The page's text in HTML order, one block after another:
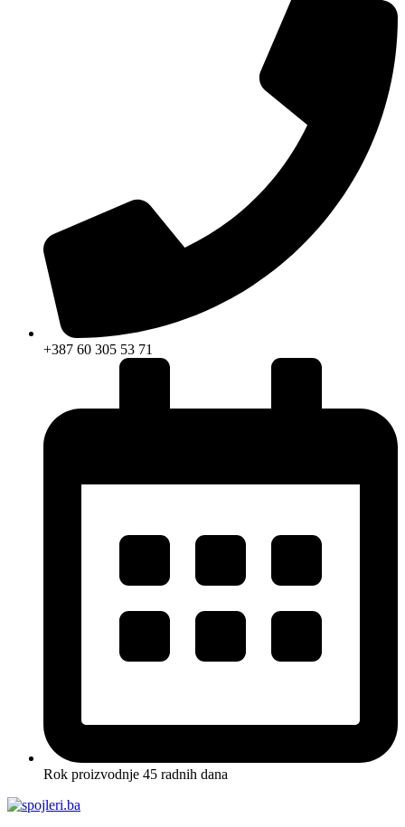
+387 60 305 53 71
Rok proizvodnje 45 radnih dana